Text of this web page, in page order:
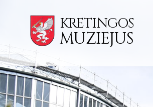
KRETINGOS
MUZIEJUS